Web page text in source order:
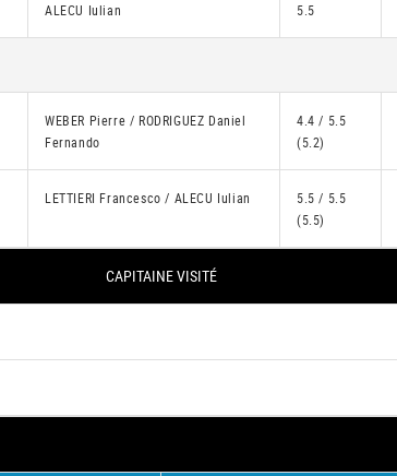
ALECU Iulian 5.5
WEBER Pierre / RODRIGUEZ Daniel
Fernando
4.4 / 5.5
(5.2)
LETTIERI Francesco / ALECU Iulian
5.5 / 5.5
(5.5)
CAPITAINE VISITÉ